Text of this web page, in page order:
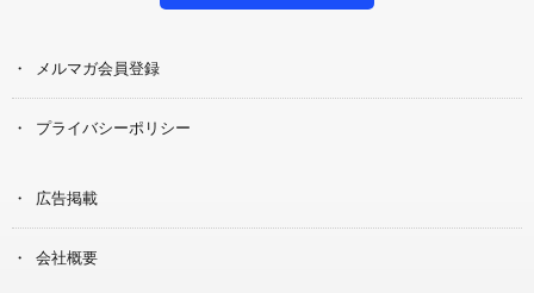
メルマガ会員登録
プライバシーポリシー
広告掲載
会社概要